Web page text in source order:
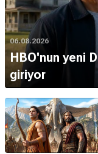
06.08.2026
HBO'nun yeni
giriyor